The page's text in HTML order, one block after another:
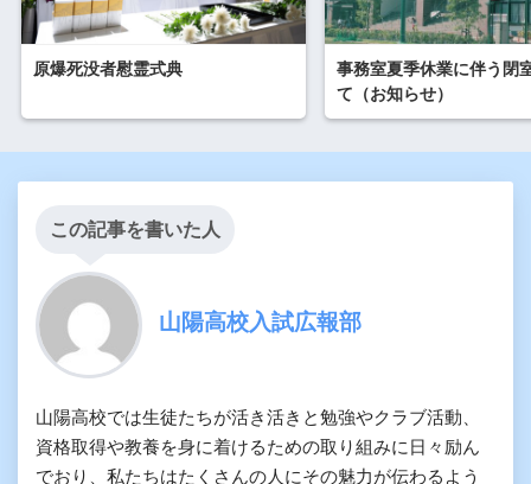
原爆死没者慰霊式典
事務室夏季休業に伴う閉
て（お知らせ）
この記事を書いた人
山陽高校入試広報部
山陽高校では生徒たちが活き活きと勉強やクラブ活動、
資格取得や教養を身に着けるための取り組みに日々励ん
でおり、私たちはたくさんの人にその魅力が伝わるよう